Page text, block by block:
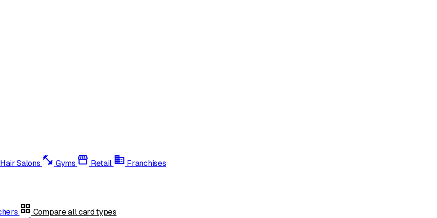
Hair Salons fitness_center Gyms storefront Retail domain Franchises
grid_view Compare all card types